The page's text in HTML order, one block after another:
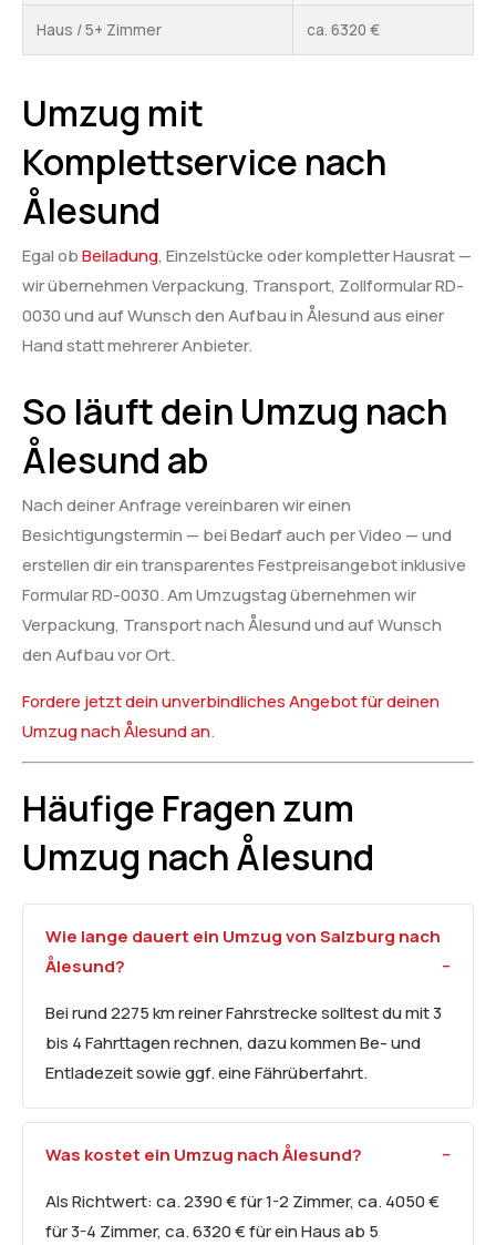
Haus / 5+ Zimmer ca. 6320 €
Umzug mit
Komplettservice nach
Ålesund
Egal obBeiladung, Einzelstücke oder kompletter Hausrat —
wir übernehmen Verpackung, Transport, Zollformular RD-
0030 und auf Wunsch den Aufbau in Ålesund aus einer
Hand statt mehrerer Anbieter.
So läuft dein Umzug nach
Ålesund ab
Nach deiner Anfrage vereinbaren wir einen
Besichtigungstermin — bei Bedarf auch per Video — und
erstellen dir ein transparentes Festpreisangebot inklusive
Formular RD-0030. Am Umzugstag übernehmen wir
Verpackung, Transport nach Ålesund und auf Wunsch
den Aufbau vor Ort.
Fordere jetzt dein unverbindliches Angebot für deinen
Umzug nach Ålesund an.
Häufige Fragen zum
Umzug nach Ålesund
Wie lange dauert ein Umzug von Salzburg nach
Ålesund?
Bei rund 2275 km reiner Fahrstrecke solltest du mit 3
bis 4 Fahrttagen rechnen, dazu kommen Be- und
Entladezeit sowie ggf. eine Fährüberfahrt.
Was kostet ein Umzug nach Ålesund?
Als Richtwert: ca. 2390 € für 1-2 Zimmer, ca. 4050 €
für 3-4 Zimmer, ca. 6320 € für ein Haus ab 5